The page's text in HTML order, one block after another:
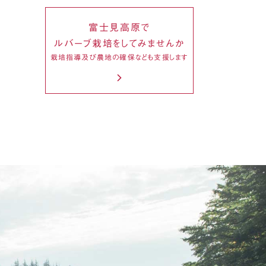
富士見高原で
ルバーブ栽培をしてみませんか
栽培指導及び農地の確保なども支援します